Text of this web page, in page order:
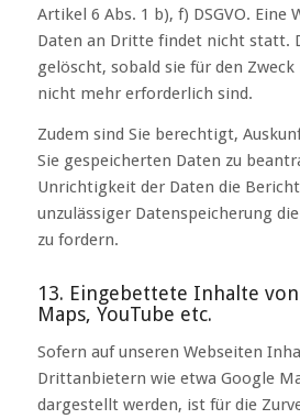
Artikel 6 Abs. 1 b), f) DSGVO. Eine
Daten an Dritte findet nicht statt.
gelöscht, sobald sie für den
nicht mehr erforderlich sind.
Zudem sind Sie berechtigt,
Sie gespeicherten Daten zu
Unrichtigkeit der Daten die
unzulässiger Datenspeicherung
zu fordern.
13. Eingebettete Inhalte
Maps, YouTube etc.
Sofern auf unseren Webseiten
Drittanbietern wie etwa Google
dargestellt werden, ist für die